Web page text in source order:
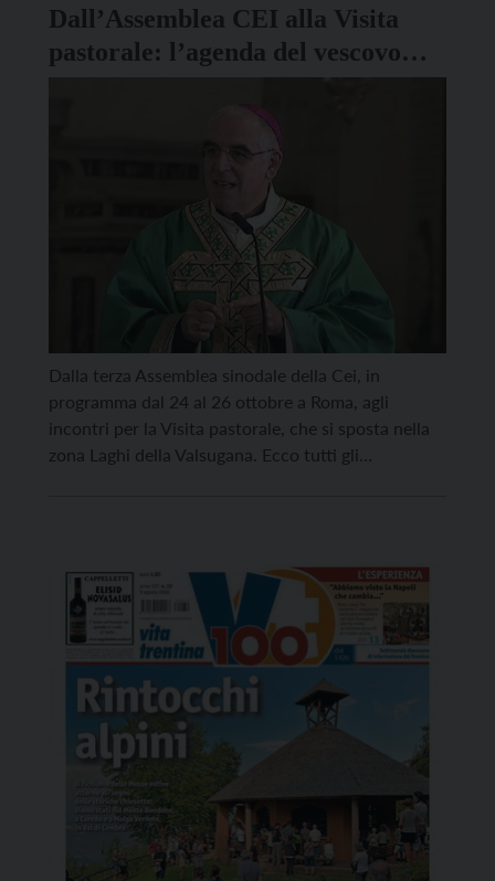
Dall’Assemblea CEI alla Visita
pastorale: l’agenda del vescovo
Tisi
Dalla terza Assemblea sinodale della Cei, in
programma dal 24 al 26 ottobre a Roma, agli
incontri per la Visita pastorale, che si sposta nella
zona Laghi della Valsugana. Ecco tutti gli